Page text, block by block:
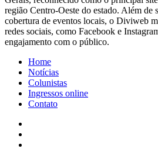
região Centro-Oeste do estado. Além de
cobertura de eventos locais, o Diviweb
redes sociais, como Facebook e
engajamento com o público.
Home
Notícias
Colunistas
Ingressos online
Contato